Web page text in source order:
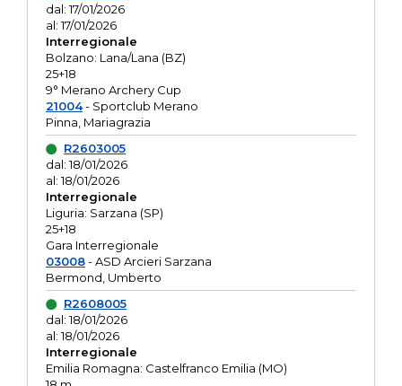
dal: 17/01/2026
al: 17/01/2026
Interregionale
Bolzano: Lana/Lana (BZ)
25+18
9° Merano Archery Cup
21004- Sportclub Merano
Pinna, Mariagrazia
R2603005
dal: 18/01/2026
al: 18/01/2026
Interregionale
Liguria: Sarzana (SP)
25+18
Gara Interregionale
03008- ASD Arcieri Sarzana
Bermond, Umberto
R2608005
dal: 18/01/2026
al: 18/01/2026
Interregionale
Emilia Romagna: Castelfranco Emilia (MO)